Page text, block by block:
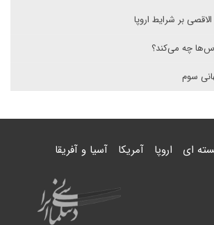
بر شرایط اروپا
چه می‌کند؟
سوم
ای اروپا آمریکا آسیا و آفریقا